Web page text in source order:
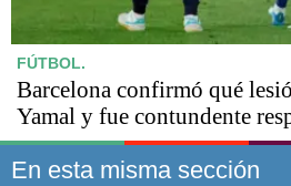
FÚTBOL.
Barcelona confirmó qué
Yamal y fue contundente
En esta misma sección